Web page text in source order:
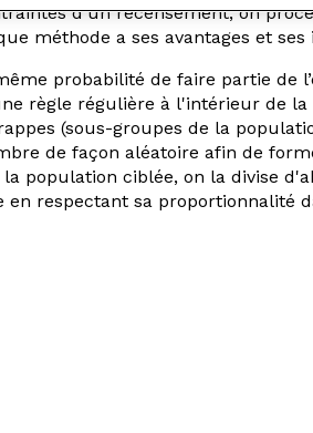
d'un recensement, on
méthode a ses avantages et ses
probabilité de faire partie de
règle régulière à l'intérieur de
(sous-groupes de la
de façon aléatoire afin de
population ciblée, on la divise
respectant sa proportionnalité